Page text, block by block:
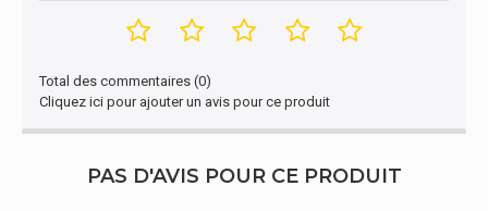
Consommation électrique (idle) 5,3 W
Tension de fonctionnement
Total des commentaires (0)
Cliquez ici pour ajouter un avis pour ce produit
PAS D'AVIS POUR CE PRODUIT